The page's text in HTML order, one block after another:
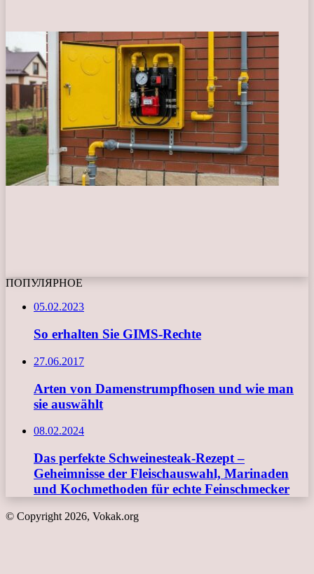
ПОПУЛЯРНОЕ
05.02.2023
So erhalten Sie GIMS-Rechte
27.06.2017
Arten von Damenstrumpfhosen und wie man
sie auswählt
08.02.2024
Das perfekte Schweinesteak-Rezept –
Geheimnisse der Fleischauswahl, Marinaden
und Kochmethoden für echte Feinschmecker
© Copyright 2026, Vokak.org